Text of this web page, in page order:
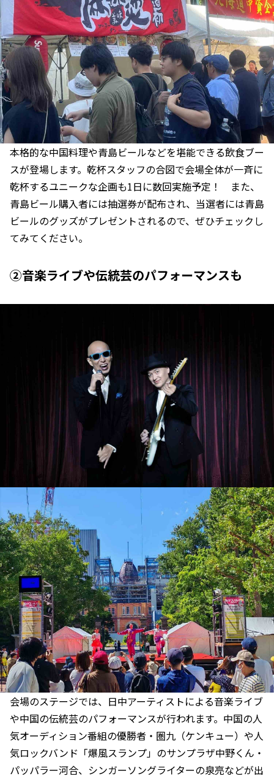
本格的な中国料理や青島ビールなどを堪能できる飲食ブー
スが登場します。乾杯スタッフの合図で会場全体が一斉に
乾杯するユニークな企画も1日に数回実施予定！ また、
青島ビール購入者には抽選券が配布され、当選者には青島
ビールのグッズがプレゼントされるので、ぜひチェックし
てみてください。
②音楽ライブや伝統芸のパフォーマンスも
会場のステージでは、日中アーティストによる音楽ライブ
や中国の伝統芸のパフォーマンスが行われます。中国の人
気オーディション番組の優勝者・圏九（ケンキュー）や人
気ロックバンド「爆風スランプ」のサンプラザ中野くん・
パッパラー河合、シンガーソングライターの泉亮などが出